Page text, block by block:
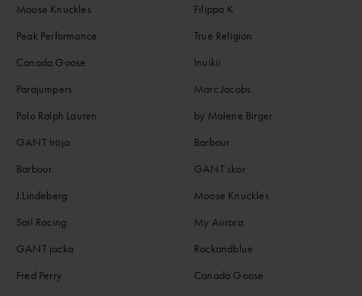
Moose Knuckles
Peak Performance
Canada Goose
Parajumpers
Polo Ralph Lauren
GANT tröja
Barbour
J.Lindeberg
Sail Racing
GANT jacka
Fred Perry
Filippa K
True Religion
Inuikii
Marc Jacobs
by Malene Birger
Barbour
GANT skor
Moose Knuckles
My Aurora
Rockandblue
Canada Goose